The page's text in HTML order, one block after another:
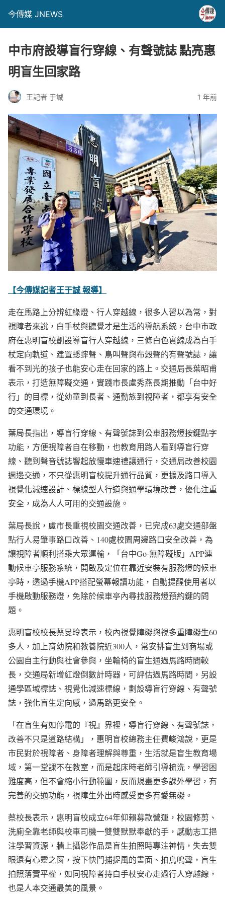
今傳媒 JNEWS
中市府設導盲行穿線、有聲號誌 點亮惠
明盲生回家路
王記者 于誠 1 年前
【今傳媒記者王于誠 報導】
走在馬路上分辨紅綠燈、行人穿越線，很多人習以為常，對
視障者來說，白手杖與聽覺才是生活的導航系統，台中市政
府在惠明盲校劃設導盲行人穿越線，三條白色實線成為白手
杖定向軌道、建置蟋蟀聲、鳥叫聲與布穀聲的有聲號誌，讓
看不到光的孩子也能安心走在回家的路上。交通局長葉昭甫
表示，打造無障礙交通，實踐市長盧秀燕長期推動「台中好
行」的目標，從幼童到長者、通勤族到視障者，都享有安全
的交通環境。
葉局長指出，導盲行穿線、有聲號誌到公車服務燈按鍵點字
功能，方便視障者自在移動，也教育用路人看到導盲行穿
線、聽到聲音號誌響起放慢車速禮讓通行，交通局改善校園
週邊交通，不只從惠明盲校提升通行品質，更擴及路口導入
視覺化減速設計、標線型人行道與通學環境改善，優化注重
安全，成為人人可用的交通設施。
葉局長說，盧市長重視校園交通改善，已完成63處交通部盤
點行人易肇事路口改善、140處校園周邊路口安全改善，為
讓視障者順利搭乘大眾運輸，「台中Go-無障礙版」APP連
動候車亭服務系統，開啟及定位在靠近安裝有服務燈的候車
亭時，透過手機APP搭配螢幕報讀功能，自動提醒使用者以
手機啟動服務燈，免除於候車亭內尋找服務燈預約鍵的問
題。
惠明盲校校長蔡旻玲表示，校內視覺障礙與視多重障礙生60
多人，加上育幼院和教養院近300人，常安排盲生到商場或
公園自主行動與社會參與，坐輪椅的盲生通過馬路時間較
長，交通局新增紅燈倒數計時器，可評估過馬路時間，另設
通學區域標誌、視覺化減速標線，劃設導盲行穿線、有聲號
誌，強化盲生定向感，過馬路更安全。
「在盲生有如停電的『視』界裡，導盲行穿線、有聲號誌，
改善不只是道路結構」，惠明盲校總務主任費峻鴻說，更是
市民對於視障者、身障者理解與尊重，生活就是盲生教育場
域，第一堂課不在教室，而是起床時老師引導梳洗，學習困
難度高，但不會縮小行動範圍，反而規畫更多課外學習，有
完善的交通功能，視障生外出時感受更多有愛無礙。
蔡校長表示，惠明盲校成立64年仰賴募款營運，校園修剪、
洗廁全靠老師與校車司機一雙雙默默奉獻的手，感動志工挹
注學習資源，牆上攝影作品是盲生拍照時專注神情，失去雙
眼還有心靈之窗，按下快門捕捉風的畫面、拍鳥鳴聲，盲生
拍照落實平權，如同視障者持白手杖安心走過行人穿越線，
也是人本交通最美的風景。